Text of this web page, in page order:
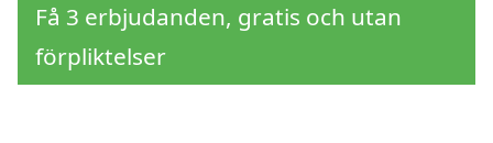
Få 3 erbjudanden, gratis och utan
förpliktelser